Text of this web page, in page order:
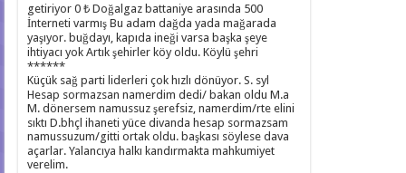
getiriyor 0 ₺ Doğalgaz battaniye arasında 500
İnterneti varmış Bu adam dağda yada mağarada
yaşıyor. buğdayı, kapıda ineği varsa başka şeye
ihtiyacı yok Artık şehirler köy oldu. Köylü şehri
******
Küçük sağ parti liderleri çok hızlı dönüyor. S. syl
Hesap sormazsan namerdim dedi/ bakan oldu M.a
M. dönersem namussuz şerefsiz, namerdim/rte elini
sıktı D.bhçl ihaneti yüce divanda hesap sormazsam
namussuzum/gitti ortak oldu. başkası söylese dava
açarlar. Yalancıya halkı kandırmakta mahkumiyet
verelim.